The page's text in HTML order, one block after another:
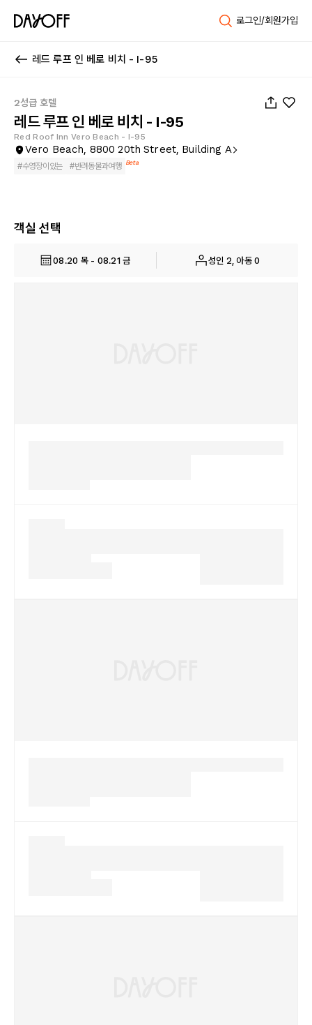
로그인/회원가입
레드 루프 인 베로 비치 - I-95
2성급 호텔
레드 루프 인 베로 비치 - I-95
Red Roof Inn Vero Beach - I-95
Vero Beach, 8800 20th Street, Building A
#수영장이있는 #반려동물과여행 Beta
객실 선택
08.20 목 - 08.21 금 성인 2, 아동 0